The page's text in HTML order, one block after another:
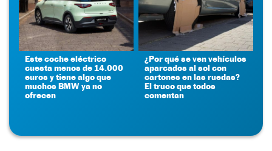
Este coche eléctrico
cuesta menos de 14.000
euros y tiene algo que
muchos BMW ya no
ofrecen
¿Por qué se ven vehículos
aparcados al sol con
cartones en las ruedas?
El truco que todos
comentan